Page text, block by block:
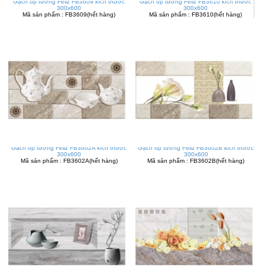
Gạch ốp tường Feliz FB3609 kích thước
300x600
Mã sản phẩm : FB3609(hết hàng)
Gạch ốp tường Feliz FB3610 kích thước
300x600
Mã sản phẩm : FB3610(hết hàng)
Gạch ốp tường Feliz FB3602A kích thước
300x600
Mã sản phẩm : FB3602A(hết hàng)
Gạch ốp tường Feliz FB3602B kích thước
300x600
Mã sản phẩm : FB3602B(hết hàng)